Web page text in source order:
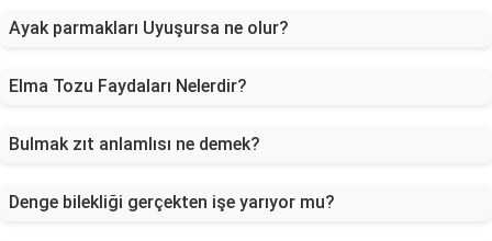
Ayak parmakları Uyuşursa ne olur?
Elma Tozu Faydaları Nelerdir?
Bulmak zıt anlamlısı ne demek?
Denge bilekliği gerçekten işe yarıyor mu?